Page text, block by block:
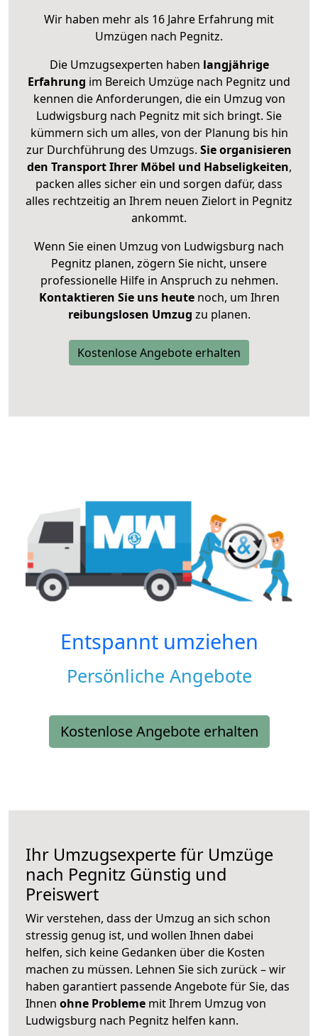
Wir haben mehr als 16 Jahre Erfahrung mit
Umzügen nach Pegnitz.
Die Umzugsexperten haben langjährige
Erfahrung im Bereich Umzüge nach Pegnitz und
kennen die Anforderungen, die ein Umzug von
Ludwigsburg nach Pegnitz mit sich bringt. Sie
kümmern sich um alles, von der Planung bis hin
zur Durchführung des Umzugs. Sie organisieren
den Transport Ihrer Möbel und Habseligkeiten,
packen alles sicher ein und sorgen dafür, dass
alles rechtzeitig an Ihrem neuen Zielort in Pegnitz
ankommt.
Wenn Sie einen Umzug von Ludwigsburg nach
Pegnitz planen, zögern Sie nicht, unsere
professionelle Hilfe in Anspruch zu nehmen.
Kontaktieren Sie uns heutenoch, um Ihren
reibungslosen Umzug zu planen.
Kostenlose Angebote erhalten
Entspannt umziehen
Persönliche Angebote
Kostenlose Angebote erhalten
Ihr Umzugsexperte für Umzüge
nach Pegnitz Günstig und
Preiswert
Wir verstehen, dass der Umzug an sich schon
stressig genug ist, und wollen Ihnen dabei
helfen, sich keine Gedanken über die Kosten
machen zu müssen. Lehnen Sie sich zurück – wir
haben garantiert passende Angebote für Sie, das
Ihnen ohne Probleme mit Ihrem Umzug von
Ludwigsburg nach Pegnitz helfen kann.